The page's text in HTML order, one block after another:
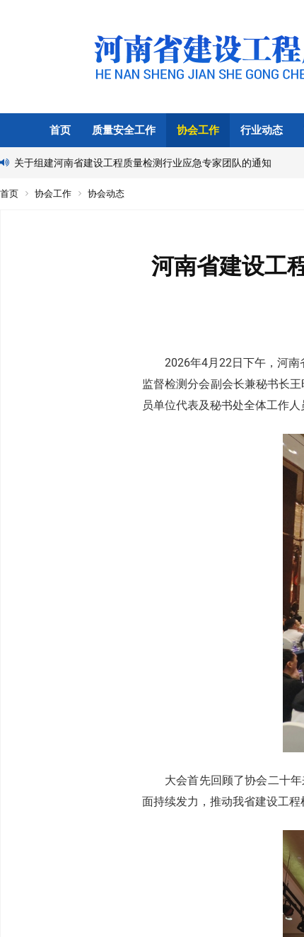
首页 质量安全工作 协会工作 行业动态
关于组建河南省建设工程质量检测行业应急专家团队的通知
首页 协会工作 协会动态
河南省建设工
2026年4月22日下午，河
监督检测分会副会长兼秘书长
员单位代表及秘书处全体工作
大会首先回顾了协会二十
面持续发力，推动我省建设工程